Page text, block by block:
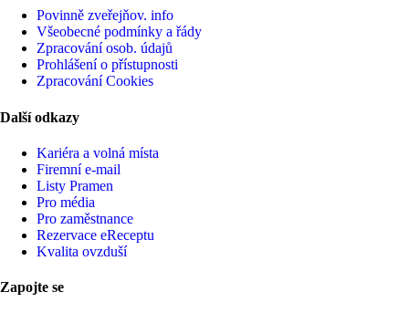
Povinně zveřejňov. info
Všeobecné podmínky a řády
Zpracování osob. údajů
Prohlášení o přístupnosti
Zpracování Cookies
Další odkazy
Kariéra a volná místa
Firemní­ e-mail
Listy Pramen
Pro média
Pro zaměstnance
Rezervace eReceptu
Kvalita ovzduší
Zapojte se